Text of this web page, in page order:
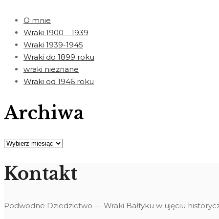
O mnie
Wraki 1900 – 1939
Wraki 1939-1945
Wraki do 1899 roku
wraki nieznane
Wraki od 1946 roku
Archiwa
Archiwa
Kontakt
Podwodne Dziedzictwo — Wraki Bałtyku w ujęciu